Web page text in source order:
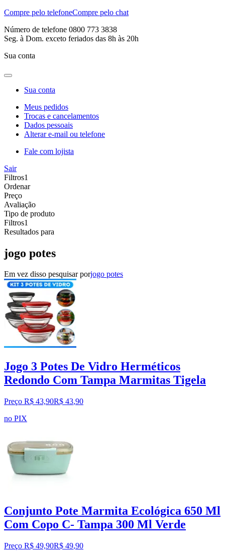
Compre pelo telefoneCompre pelo chat
Número de telefone 0800 773 3838
Seg. à Dom. exceto feriados das 8h às 20h
Sua conta
Sua conta
Meus pedidos
Trocas e cancelamentos
Dados pessoais
Alterar e-mail ou telefone
Fale com lojista
Sair
Filtros1
Ordenar
Preço
Avaliação
Tipo de produto
Filtros1
Resultados para
jogo potes
Em vez disso pesquisar porjogo potes
Jogo 3 Potes De Vidro Herméticos
Redondo Com Tampa Marmitas Tigela
Preço R$ 43,90R$ 43,90
no PIX
Conjunto Pote Marmita Ecológica 650 Ml
Com Copo C- Tampa 300 Ml Verde
Preço R$ 49,90R$ 49,90